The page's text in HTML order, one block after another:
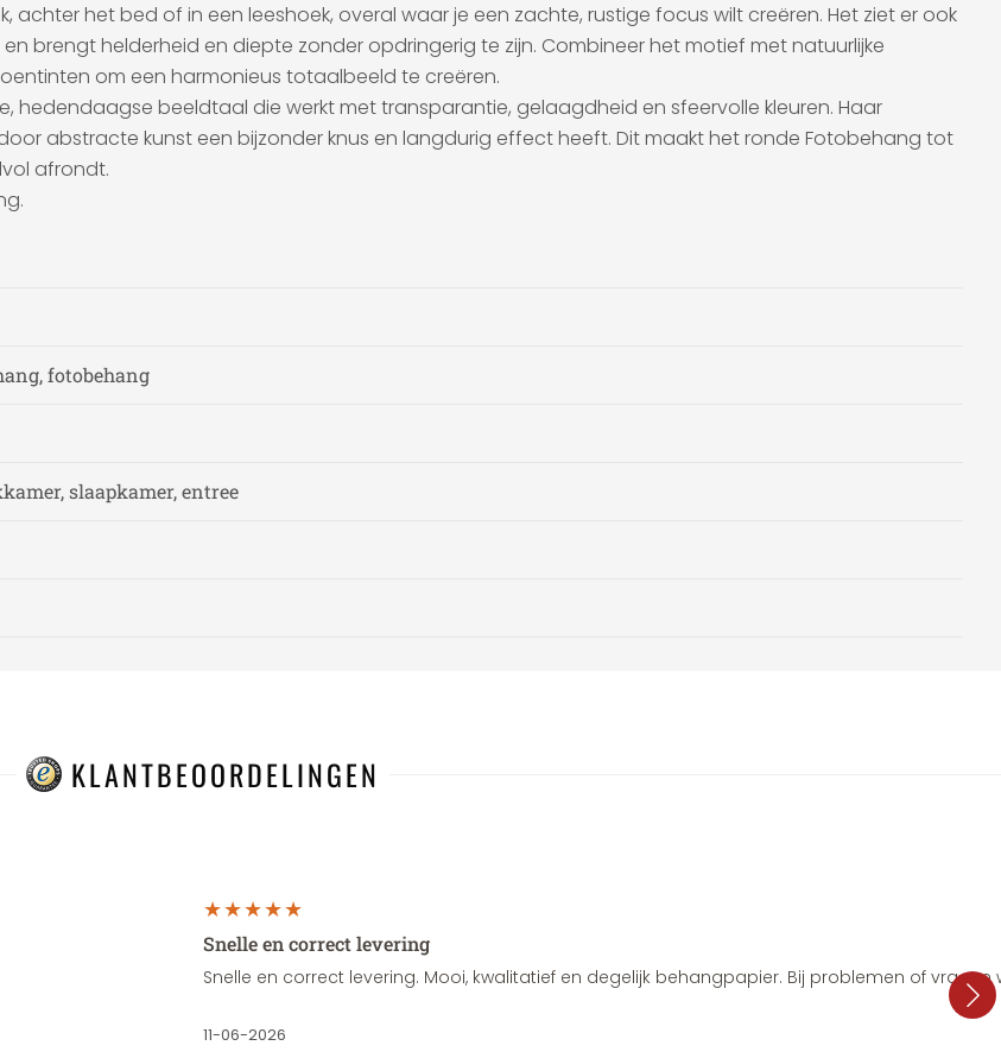
het bed of in een leeshoek, overal waar je een zachte, rustige focus wilt creëren. Het ziet er ook
brengt helderheid en diepte zonder opdringerig te zijn. Combineer het motief met natuurlijke
om een harmonieus totaalbeeld te creëren.
hedendaagse beeldtaal die werkt met transparantie, gelaagdheid en sfeervolle kleuren. Haar
abstracte kunst een bijzonder knus en langdurig effect heeft. Dit maakt het ronde Fotobehang tot
afrondt.
fotobehang
slaapkamer, entree
KLANTBEOORDELINGEN
Snelle en correct levering
Snelle en correct levering. Mooi, kwalitatief en degelijk behangpapier. Bij problemen of
11-06-2026